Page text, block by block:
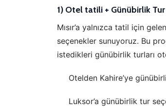
1) Otel tatili + Günübirlik
Mısır’a yalnızca tatil için
seçenekler sunuyoruz. Bu
istedikleri günübirlik turları
Otelden Kahire’ye
Luksor’a günübirlik tur